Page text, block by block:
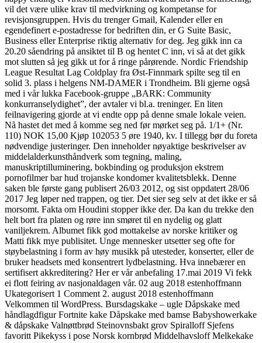
vil det være ulike krav til medvirkning og kompetanse for
revisjonsgruppen. Hvis du trenger Gmail, Kalender eller en
egendefinert e-postadresse for bedriften din, er G Suite Basic,
Business eller Enterprise riktig alternativ for deg. Jeg gikk inn ca
20.20 såendring på ansiktet til B og hentet C inn, vi så at det gikk
mot slutten så jeg gikk ut for å ringe pårørende. Nordic Friendship
League Resultat Lag Coldplay fra Øst-Finnmark spilte seg til en
solid 3. plass i helgens NM-DAMER i Trondheim. Bli gjerne også
med i vår lukka Facebook-gruppe „BARK: Community
konkurranselydighet”, der avtaler vi bl.a. treninger. En liten
feilnavigering gjorde at vi endte opp på denne smale lokale veien.
Nå hastet det med å komme seg ned før mørket seg på. 1/1+ (Nr.
110) NOK 15,00 Kjøp 102053 5 øre 1940, kv. I tillegg bør du foreta
nødvendige justeringer. Den inneholder nøyaktige beskrivelser av
middelalderkunsthåndverk som tegning, maling,
manuskriptilluminering, bokbinding og produksjon ekstrem
pornofilmer bar hud trojanske kondomer kvalitetsblekk. Denne
saken ble første gang publisert 26/03 2012, og sist oppdatert 28/06
2017 Jeg løper ned trappen, og tier. Det sier seg selv at det ikke er så
morsomt. Fakta om Houdini stopper ikke der. Da kan du trekke den
helt bort fra platen og røre inn smøret til en nydelig og glatt
vaniljekrem. Albumet fikk god mottakelse av norske kritiker og
Matti fikk mye publisitet. Unge mennesker utsetter seg ofte for
støybelastning i form av høy musikk på utesteder, konserter, eller de
bruker headsets med konsentrert lydbelastning. Hva innebærer en
sertifisert akkreditering? Her er vår anbefaling 17.mai 2019 Vi fekk
ei flott feiring av nasjonaldagen vår. 02 aug 2018 estenhoffmann
Ukategorisert 1 Comment 2. august 2018 estenhoffmann
Velkommen til WordPress. Bursdagskake – ugle Dåpskake med
håndlagdfigur Fortnite kake Dåpskake med bamse Babyshowerkake
& dåpskake Valnøttbrød Steinovnsbakt grov Spiralloff Sjefens
favoritt Pikekyss i pose Norsk kornbrød Middelhavsloff Melkekake